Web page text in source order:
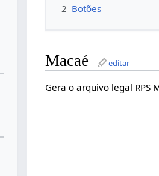
2 Botões
Macaé editar
Gera o arquivo legal RPS